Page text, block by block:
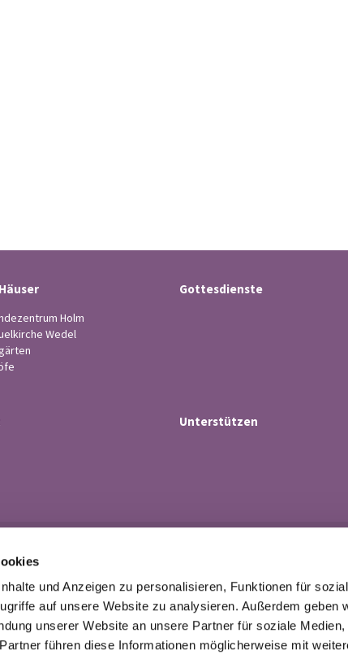
und Anzeigen zu personalisieren, Funktionen für
auf unsere Website zu analysieren. Außerdem geben
unserer Website an unsere Partner für soziale Medien,
führen diese Informationen möglicherweise mit
Holm
Wedel
Gottesdienste
Unterstützen
 Tel. 04103-21 43
buero@kirchengemeindewedel.de